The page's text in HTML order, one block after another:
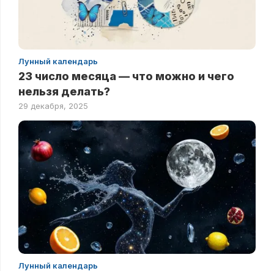
Лунный календарь
23 число месяца — что можно и чего
нельзя делать?
29 декабря, 2025
Лунный календарь